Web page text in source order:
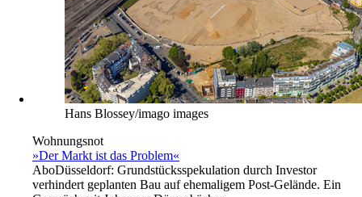
Karl-Josef Hildenbrand/dpa
Coronapandemie in der BRD
Uneins in die vierte Welle
2 Leserbriefe
Infektionen erreichen Rekordwert. Treffen der
Gesundheitsminister von Bund und Ländern.